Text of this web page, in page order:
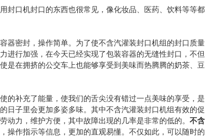
封口机封口的东西也很常见，像化妆品、医药、饮料等等都
密封，操作简单。为了使不含汽灌装封口机组的封口质量
进行加强，在今天已经实现了包装容器的无缝性封口，不但
是在拥挤的公交车上也能够享受到美味而热腾腾的奶茶、豆
补充了能量，使我们的舌尖没有错过一点美味的享受，是
日子里会更加多姿多味。其中不含汽灌装封口机组有效的促
动力，维护方便，其中故障出现的几率是非常的低的。不含
操作指示等信息，更加的直观易懂。不仅如此，可以随时的